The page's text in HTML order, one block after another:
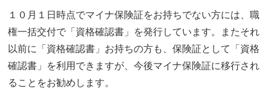
１０月１日時点でマイナ保険証をお持ちでない方には、職
権一括交付で「資格確認書」を発行しています。またそれ
以前に「資格確認書」お持ちの方も、保険証として「資格
確認書」を利用できますが、今後マイナ保険証に移行され
ることをお勧めします。